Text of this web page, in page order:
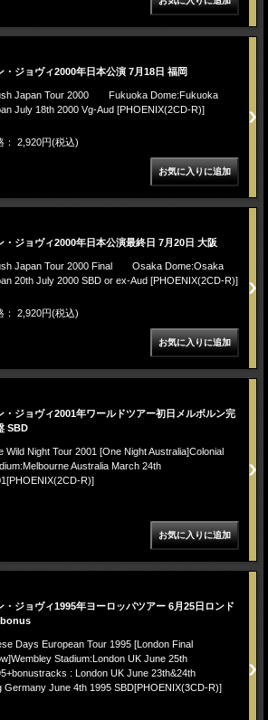
・ジョヴィ2000年日本公演 7月18日 福岡
Japan Tour 2000 Fukuoka Dome:Fukuoka
July 18th 2000 Vg-Aud [PHOENIX(2CD-R)]
： 2,920円(税込)
・ジョヴィ2000年日本公演最終日 7月20日 大阪
Japan Tour 2000 Final Osaka Dome:Osaka
20th July 2000 SBD or ex-Aud [PHOENIX(2CD-R)]
： 2,920円(税込)
・ジョヴィ2001年ワールドツアー初日メルボルン完
SBD
Wild Night Tour 2001 [One Night Australia]Colonial
Australia March 24th
R)]
・ジョヴィ1995年ヨーロッパツアー 6月25日ロンド
Days European Tour 1995 [London Final
Stadium:London UK June 25th
: London UK June 23th&24th
Germany June 4th 1995 SBD[PHOENIX(3CD-R)]